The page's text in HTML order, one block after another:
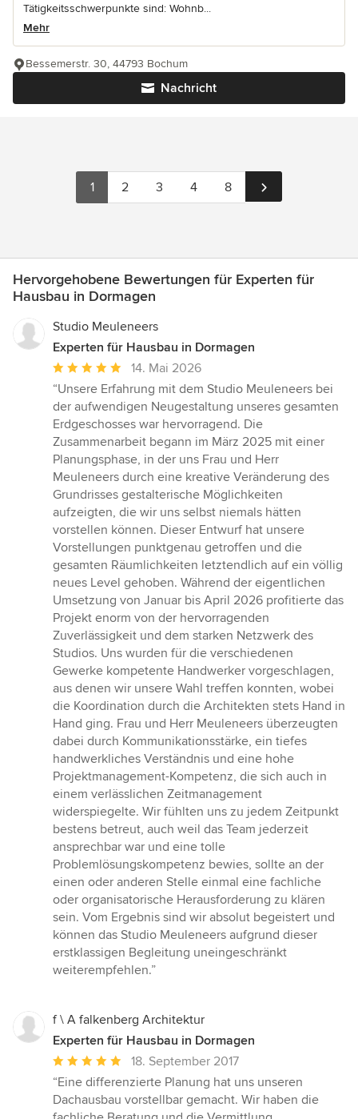
Tätigkeitsschwerpunkte sind: Wohnb...
Mehr
Nachricht
Bessemerstr. 30, 44793 Bochum
1 2 3 4 8
Hervorgehobene Bewertungen für Experten für
Hausbau in Dormagen
Studio Meuleneers
Experten für Hausbau in Dormagen
Durchschnittliche
Bewertung:
5
von
5
Sternen
14. Mai 2026
“Unsere Erfahrung mit dem Studio Meuleneers bei
der aufwendigen Neugestaltung unseres gesamten
Erdgeschosses war hervorragend. Die
Zusammenarbeit begann im März 2025 mit einer
Planungsphase, in der uns Frau und Herr
Meuleneers durch eine kreative Veränderung des
Grundrisses gestalterische Möglichkeiten
aufzeigten, die wir uns selbst niemals hätten
vorstellen können. Dieser Entwurf hat unsere
Vorstellungen punktgenau getroffen und die
gesamten Räumlichkeiten letztendlich auf ein völlig
neues Level gehoben. Während der eigentlichen
Umsetzung von Januar bis April 2026 profitierte das
Projekt enorm von der hervorragenden
Zuverlässigkeit und dem starken Netzwerk des
Studios. Uns wurden für die verschiedenen
Gewerke kompetente Handwerker vorgeschlagen,
aus denen wir unsere Wahl treffen konnten, wobei
die Koordination durch die Architekten stets Hand in
Hand ging. Frau und Herr Meuleneers überzeugten
dabei durch Kommunikationsstärke, ein tiefes
handwerkliches Verständnis und eine hohe
Projektmanagement-Kompetenz, die sich auch in
einem verlässlichen Zeitmanagement
widerspiegelte. Wir fühlten uns zu jedem Zeitpunkt
bestens betreut, auch weil das Team jederzeit
ansprechbar war und eine tolle
Problemlösungskompetenz bewies, sollte an der
einen oder anderen Stelle einmal eine fachliche
oder organisatorische Herausforderung zu klären
sein. Vom Ergebnis sind wir absolut begeistert und
können das Studio Meuleneers aufgrund dieser
erstklassigen Begleitung uneingeschränkt
weiterempfehlen.”
f \ A falkenberg Architektur
Experten für Hausbau in Dormagen
Durchschnittliche
Bewertung:
5
von
18. September 2017
“Eine differenzierte Planung hat uns unseren
Dachausbau vorstellbar gemacht. Wir haben die